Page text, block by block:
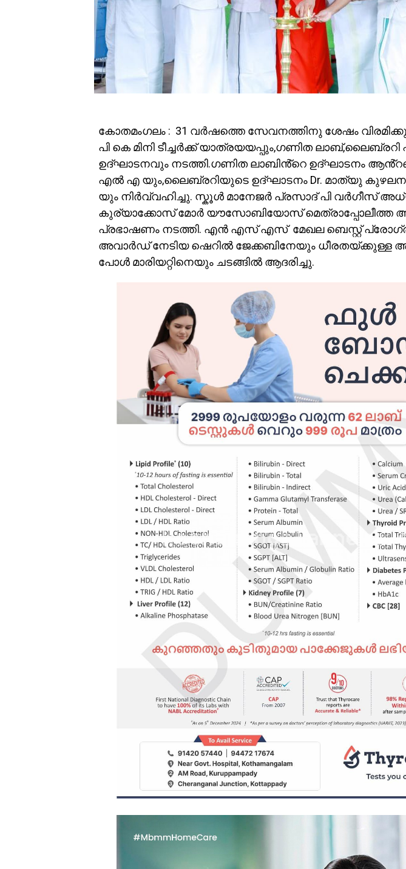
കോതമംഗലം : 31 വർഷത്തെ സേവനത്തിനു ശേഷം
പി കെ മിനി ടീച്ചർക്ക് യാത്രയയപ്പും,ഗണിത
ഉദ്ഘാടനവും നടത്തി.ഗണിത ലാബിൻ്റെ ഉദ്ഘാടനം
എൽ എ യും,ലൈബ്രറിയുടെ ഉദ്ഘാടനം Dr. മാത്യു
യും നിർവ്വഹിച്ചു. സ്കൂൾ മാനേജർ പ്രസാദ് പി വർഗീസ്
കുര്യാക്കോസ് മോർ യൗസോബിയോസ്
പ്രഭാഷണം നടത്തി. എൻ എസ് എസ് മേഖല ബെസ്റ്റ്
അവാർഡ് നേടിയ ഷെറിൽ ജേക്കബിനേയും ധീരതയ്ക്കുള്ള
പോൾ മാരിയറ്റിനെയും ചടങ്ങിൽ ആദരിച്ചു.